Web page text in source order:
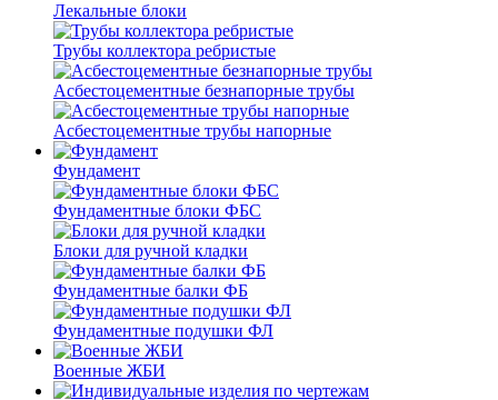
Лекальные блоки
Трубы коллектора ребристые
Асбестоцементные безнапорные трубы
Асбестоцементные трубы напорные
Фундамент
Фундаментные блоки ФБС
Блоки для ручной кладки
Фундаментные балки ФБ
Фундаментные подушки ФЛ
Военные ЖБИ